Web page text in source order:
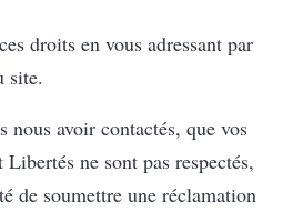
droits en vous adressant par
site.
nous avoir contactés, que vos
ne sont pas respectés,
de soumettre une réclamation